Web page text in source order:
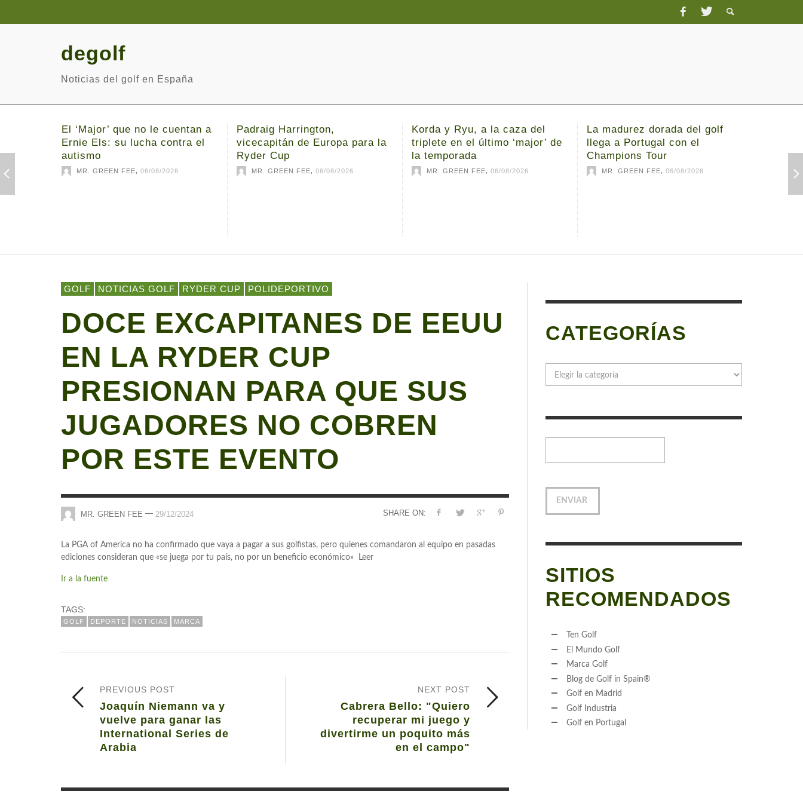
degolf
Noticias del golf en España
El ‘Major’ que no le cuentan a
Ernie Els: su lucha contra el
autismo
MR. GREEN FEE 06/08/2026
Padraig Harrington,
vicecapitán de Europa para la
Ryder Cup
MR. GREEN FEE 06/08/2026
Korda y Ryu, a la caza del
triplete en el último ‘major’ de
la temporada
MR. GREEN FEE 06/08/2026
La madurez dorada del golf
llega a Portugal con el
Champions Tour
MR. GREEN FEE 06/08/2026
GOLF NOTICIAS GOLF RYDER CUP POLIDEPORTIVO
DOCE EXCAPITANES DE EEUU
EN LA RYDER CUP
PRESIONAN PARA QUE SUS
JUGADORES NO COBREN
POR ESTE EVENTO
SHARE ON:
MR. GREEN FEE — 29/12/2024
La PGA of America no ha confirmado que vaya a pagar a sus golfistas, pero quienes comandaron al equipo en pasadas
ediciones consideran que «se juega por tu país, no por un beneficio económico» Leer
Ir a la fuente
TAGS:
GOLF DEPORTE NOTICIAS MARCA
NEXT POST
Cabrera Bello: "Quiero
recuperar mi juego y
divertirme un poquito más
en el campo"
PREVIOUS POST
Joaquín Niemann va y
vuelve para ganar las
International Series de
Arabia
CATEGORÍAS
SITIOS
RECOMENDADOS
Ten Golf
El Mundo Golf
Marca Golf
Blog de Golf in Spain®
Golf en Madrid
Golf Industria
Golf en Portugal